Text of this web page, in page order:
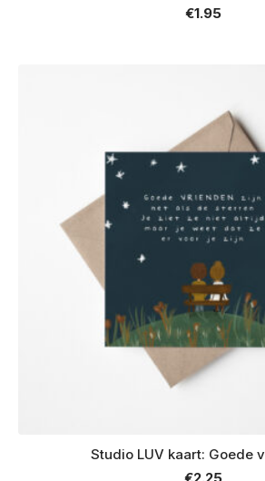
€1.95
Studio LUV kaart: Goede